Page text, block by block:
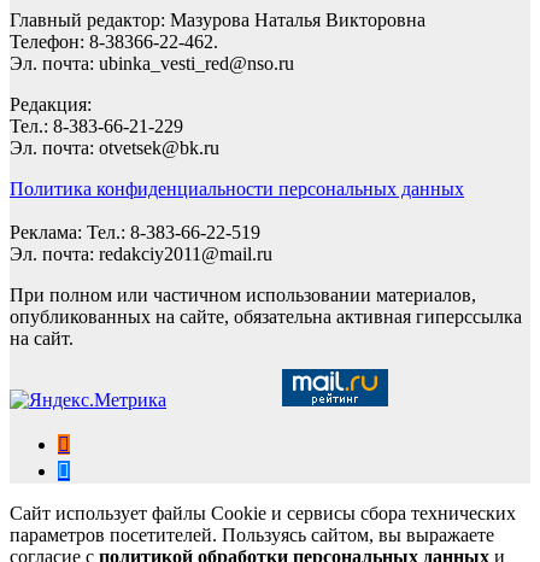
Главный редактор: Мазурова Наталья Викторовна
Телефон: 8-38366-22-462.
Эл. почта: ubinka_vesti_red@nso.ru
Редакция:
Тел.: 8-383-66-21-229
Эл. почта: otvetsek@bk.ru
Политика конфиденциальности персональных данных
Реклама: Тел.: 8-383-66-22-519
Эл. почта: redakciy2011@mail.ru
При полном или частичном использовании материалов,
опубликованных на сайте, обязательна активная гиперссылка
на сайт.
Сайт использует файлы Cookie и сервисы сбора технических
параметров посетителей. Пользуясь сайтом, вы выражаете
согласие с политикой обработки персональных данных и